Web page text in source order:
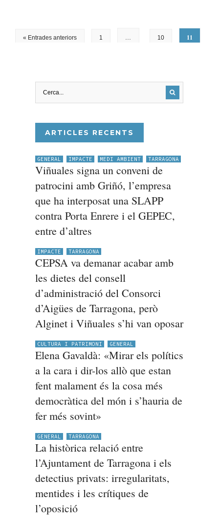
« Entrades anteriors 1 … 10 11
ARTICLES RECENTS
GENERAL IMPACTE MEDI AMBIENT TARRAGONA
Viñuales signa un conveni de
patrocini amb Griñó, l’empresa
que ha interposat una SLAPP
contra Porta Enrere i el GEPEC,
entre d’altres
IMPACTE TARRAGONA
CEPSA va demanar acabar amb
les dietes del consell
d’administració del Consorci
d’Aigües de Tarragona, però
Alginet i Viñuales s’hi van oposar
CULTURA I PATRIMONI GENERAL
Elena Gavaldà: «Mirar els polítics
a la cara i dir-los allò que estan
fent malament és la cosa més
democràtica del món i s’hauria de
fer més sovint»
GENERAL TARRAGONA
La històrica relació entre
l’Ajuntament de Tarragona i els
detectius privats: irregularitats,
mentides i les crítiques de
l’oposició